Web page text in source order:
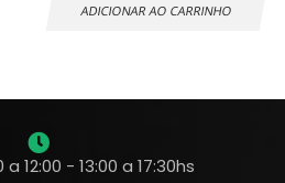
ADICIONAR AO CARRINHO
12:00 - 13:00 a 17:30hs